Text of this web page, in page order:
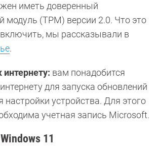
иметь доверенный
модуль (TPM) версии 2.0. Что это
включить, мы рассказывали в
.
вам понадобится
для запуска обновлений
настройки устройства. Для этого
учетная запись Microsoft.
11